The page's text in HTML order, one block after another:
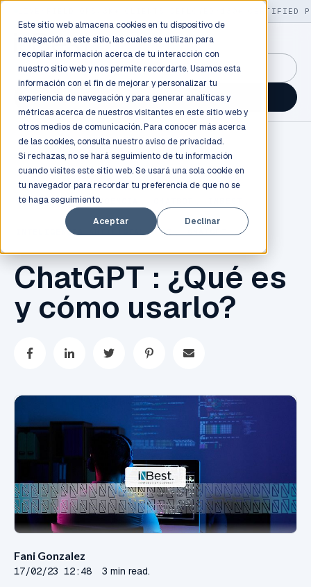
Este sitio web almacena cookies en tu dispositivo de
navegación a este sitio, las cuales se utilizan para
recopilar información acerca de tu interacción con
nuestro sitio web y nos permite recordarte. Usamos esta
información con el fin de mejorar y personalizar tu
experiencia de navegación y para generar analíticas y
métricas acerca de nuestros visitantes en este sitio web y
otros medios de comunicación. Para conocer más acerca
de las cookies, consulta nuestro aviso de privacidad.
Si rechazas, no se hará seguimiento de tu información
cuando visites este sitio web. Se usará una sola cookie en
tu navegador para recordar tu preferencia de que no se
te haga seguimiento.
Aceptar
Declinar
130+ CERTIFIED
GuidancePlex →
Talk to an engineer →
INNOVACIÓN , TENDENCIA
INTELIGENCIA ARTIFICIAL , AI
ChatGPT : ¿Qué es
y cómo usarlo?
Fani Gonzalez
17/02/23 12:48 3 min read.